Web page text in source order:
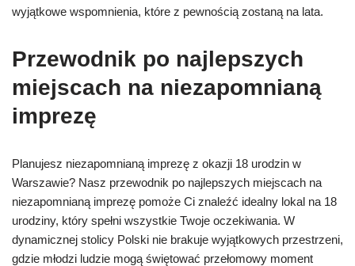
wyjątkowe wspomnienia, które z pewnością zostaną na lata.
Przewodnik po najlepszych
miejscach na niezapomnianą
imprezę
Planujesz niezapomnianą imprezę z okazji 18 urodzin w
Warszawie? Nasz przewodnik po najlepszych miejscach na
niezapomnianą imprezę pomoże Ci znaleźć idealny lokal na 18
urodziny, który spełni wszystkie Twoje oczekiwania. W
dynamicznej stolicy Polski nie brakuje wyjątkowych przestrzeni,
gdzie młodzi ludzie mogą świętować przełomowy moment